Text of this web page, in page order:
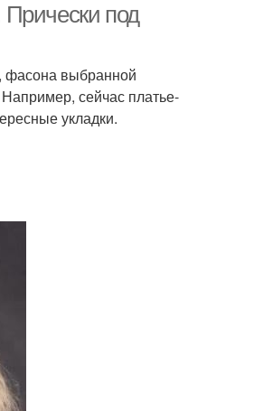
под
фасона выбранной
сейчас платье-
укладки.